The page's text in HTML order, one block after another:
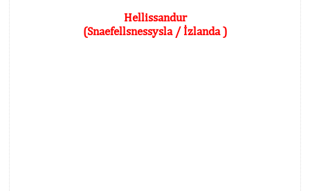
Hellissandur
(Snaefellsnessysla / İzlanda )